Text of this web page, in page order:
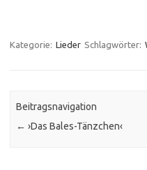
Kategorie: Lieder Schlagwörter:
Beitragsnavigation
← ›Das Bales-Tänzchen‹